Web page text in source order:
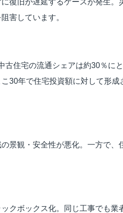
復旧が遅延するケースが発生。
害しています。
住宅の流通シェアは約30％に
30年で住宅投資額に対して形成
景観・安全性が悪化。一方で、
クボックス化。同じ工事でも業